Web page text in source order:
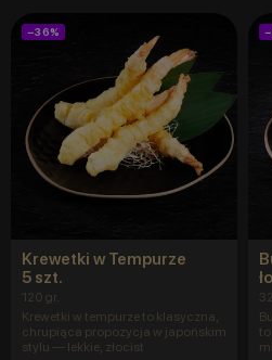
−36%
Krewetki w Tempurze
5 szt.
120 gr.
Krewetki w tempurze to klasyczna,
chrupiąca propozycja w japońskim
stylu — lekkie, złocist
to